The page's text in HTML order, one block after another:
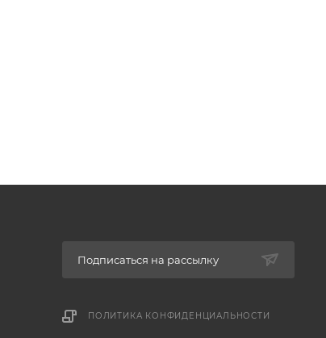
Подписаться на рассылку
ПОЛИТИКА КОНФИДЕНЦИАЛЬНОСТИ